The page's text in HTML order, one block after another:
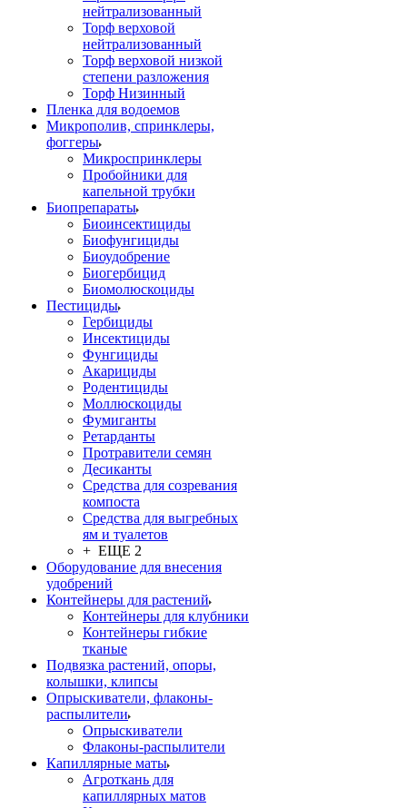
нейтрализованный
Торф верховой
нейтрализованный
Торф верховой низкой
степени разложения
Торф Низинный
Пленка для водоемов
Микрополив, спринклеры,
фоггеры
Микроспринклеры
Пробойники для
капельной трубки
Биопрепараты
Биоинсектициды
Биофунгициды
Биоудобрение
Биогербицид
Биомолюскоциды
Пестициды
Гербициды
Инсектициды
Фунгициды
Акарициды
Родентициды
Моллюскоциды
Фумиганты
Ретарданты
Протравители семян
Десиканты
Средства для созревания
компоста
Средства для выгребных
ям и туалетов
+ ЕЩЕ 2
Оборудование для внесения
удобрений
Контейнеры для растений
Контейнеры для клубники
Контейнеры гибкие
тканые
Подвязка растений, опоры,
колышки, клипсы
Опрыскиватели, флаконы-
распылители
Опрыскиватели
Флаконы-распылители
Капиллярные маты
Агроткань для
капиллярных матов